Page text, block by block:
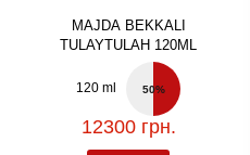
MAJDA BEKKALI
TULAYTULAH 120ML
120 ml 50%
12300 грн.